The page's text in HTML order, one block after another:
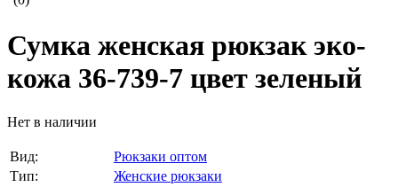
Сумка женская рюкзак эко-
кожа 36-739-7 цвет зеленый
Нет в наличии
Вид:
Рюкзаки оптом
Тип:
Женские рюкзаки